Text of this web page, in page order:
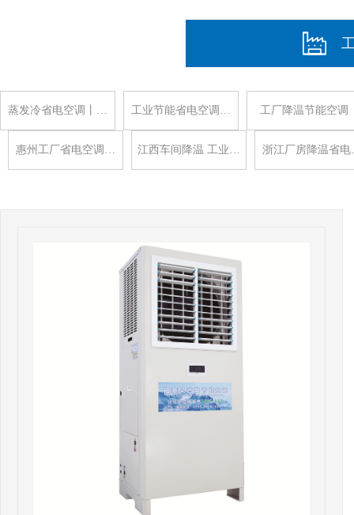
蒸发冷省电空调丨… 工业节能省电空调… 工厂降温节能空调
惠州工厂省电空调… 江西车间降温 工业… 浙江厂房降温省